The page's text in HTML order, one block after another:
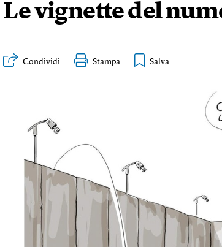
Le vignette del
Condividi Stampa